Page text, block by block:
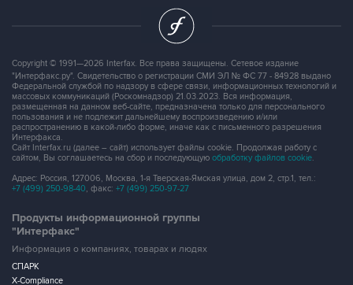
Copyright © 1991—2026 Interfax. Все права защищены. Сетевое издание
"Интерфакс.ру". Свидетельство о регистрации СМИ ЭЛ № ФС 77 - 84928 выдано
Федеральной службой по надзору в сфере связи, информационных технологий и
массовых коммуникаций (Роскомнадзор) 21.03.2023. Вся информация,
размещенная на данном веб-сайте, предназначена только для персонального
пользования и не подлежит дальнейшему воспроизведению и/или
распространению в какой-либо форме, иначе как с письменного разрешения
Интерфакса.
Сайт Interfax.ru (далее – сайт) использует файлы cookie. Продолжая работу с
сайтом, Вы соглашаетесь на сбор и последующую обработку файлов cookie.
Адрес: Россия, 127006, Москва, 1-я Тверская-Ямская улица, дом 2, стр.1, тел.:
+7 (499) 250-98-40, факс: +7 (499) 250-97-27
Продукты информационной группы
"Интерфакс"
Информация о компаниях, товарах и людях
СПАРК
X-Compliance